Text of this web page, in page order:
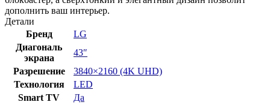
дополнить ваш интерьер.
Детали
Бренд
LG
Диагональ
экрана
43″
Разрешение
3840×2160 (4K UHD)
Технология
LED
Smart TV
Да